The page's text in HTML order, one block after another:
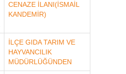
CENAZE İLANI(İSMAİL
KANDEMİR)
İLÇE GIDA TARIM VE
HAYVANCILIK
MÜDÜRLÜĞÜNDEN